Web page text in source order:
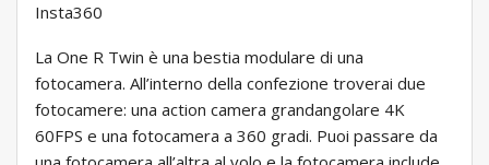
Insta360
La One R Twin è una bestia modulare di una
fotocamera. All’interno della confezione troverai due
fotocamere: una action camera grandangolare 4K
60FPS e una fotocamera a 360 gradi. Puoi passare da